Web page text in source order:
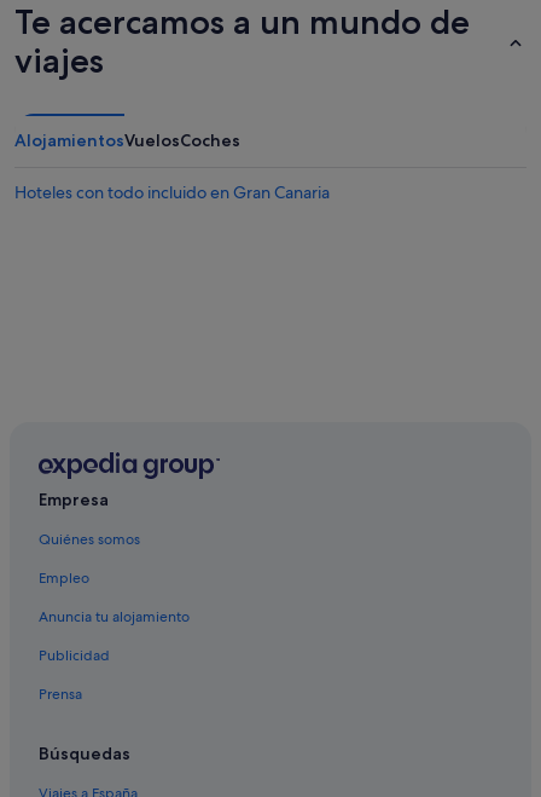
Te acercamos a un mundo de
viajes
AlojamientosVuelosCoches
Hoteles con todo incluido en Gran Canaria
Empresa
Quiénes somos
Empleo
Anuncia tu alojamiento
Publicidad
Prensa
Búsquedas